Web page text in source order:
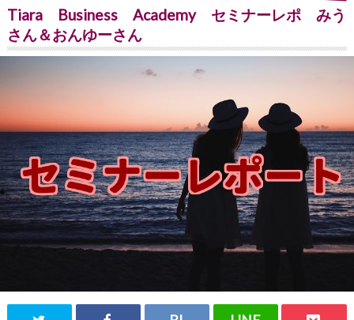
Tiara Business Academy セミナーレポ みう
さん＆おんゆーさん